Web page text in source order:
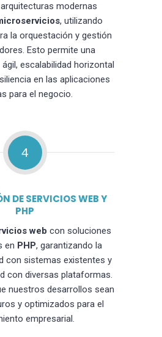
modernas
, utilizando
la orquestación y gestión
Esto permite una
escalabilidad horizontal
en las aplicaciones
para el negocio.
4
DE SERVICIOS WEB Y
PHP
web con soluciones
en PHP, garantizando la
con sistemas existentes y
con diversas plataformas.
nuestros desarrollos sean
y optimizados para el
empresarial.